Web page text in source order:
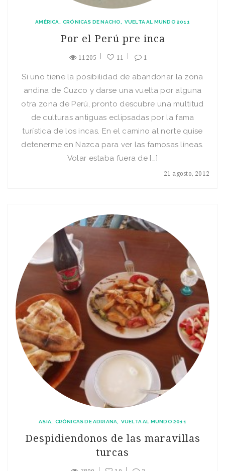
AMÉRICA CRÓNICAS DE NACHO VUELTA AL MUNDO 2011
Por el Perú pre inca
11205 11 1
21 agosto, 2012
Si uno tiene la posibilidad de abandonar la zona
andina de Cuzco y darse una vuelta por alguna
otra zona de Perú, pronto descubre una multitud
de culturas antiguas eclipsadas por la fama
turística de los incas. En el camino al norte quise
detenerme en Nazca para ver las famosas líneas.
Volar estaba fuera de […]
ASIA CRÓNICAS DE ADRIANA VUELTA AL MUNDO 2011
Despidiendonos de las maravillas
turcas